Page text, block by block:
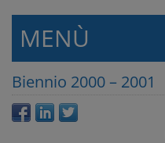
MENÙ
Biennio 2000 – 2001